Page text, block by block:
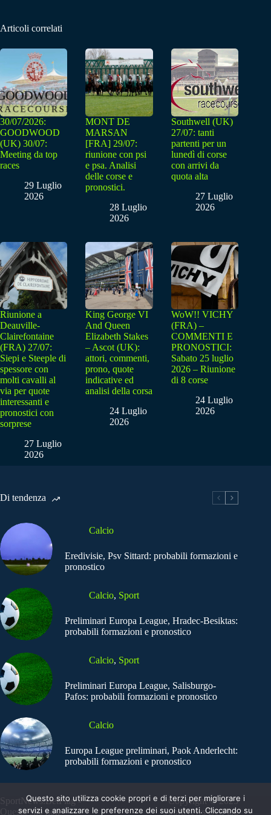
Articoli correlati
30/07/2026:
GOODWOOD
(UK) 30/07:
Meeting da top
races
29 Luglio
2026
MONT DE
MARSAN
[FRA] 29/07:
riunione con psi
e psa. Analisi
delle corse e
pronostici.
28 Luglio
2026
Southwell (UK)
27/07: tanti
partenti per un
lunedì di corse
con arrivi da
quota alta
27 Luglio
2026
Riunione a
Deauville-
Clairefontaine
(FRA) 27/07:
Siepi e Steeple di
spessore con
molti cavalli al
via per quote
interessanti e
pronostici con
sorprese
27 Luglio
2026
King George VI
And Queen
Elizabeth Stakes
– Ascot (UK):
attori, commenti,
prono, quote
indicative ed
analisi della corsa
24 Luglio
2026
WoW!! VICHY
(FRA) –
COMMENTI E
PRONOSTICI:
Sabato 25 luglio
2026 – Riunione
di 8 corse
24 Luglio
2026
Di tendenza
Calcio
Eredivisie, Psv Sittard: probabili formazioni e
pronostico
Calcio, Sport
Preliminari Europa League, Hradec-Besiktas:
probabili formazioni e pronostico
Calcio, Sport
Preliminari Europa League, Salisburgo-
Pafos: probabili formazioni e pronostico
Calcio
Europa League preliminari, Paok Anderlecht:
probabili formazioni e pronostico
SportNews.BetFlag -
Questo sito non
Copyright © 2025
SportNews BetFlag
Questo sito utilizza cookie propri e di terzi per migliorare i
servizi e analizzare le preferenze dei suoi utenti. Cliccando su